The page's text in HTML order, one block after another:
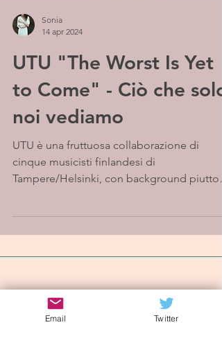
Sonia
14 apr 2024
UTU "The Worst Is Yet
to Come" - Ciò che solo
noi vediamo
UTU è una fruttuosa collaborazione di
cinque musicisti finlandesi di
Tampere/Helsinki, con background
Iscriviti alla mailing list
Email Twitter